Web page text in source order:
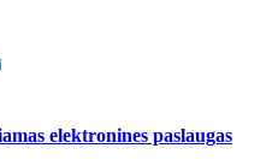
elektronines paslaugas